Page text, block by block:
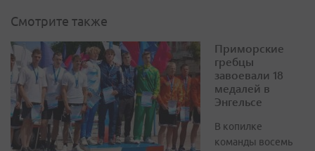
Смотрите также
Приморские
гребцы
завоевали 18
медалей в
Энгельсе
В копилке
команды восемь